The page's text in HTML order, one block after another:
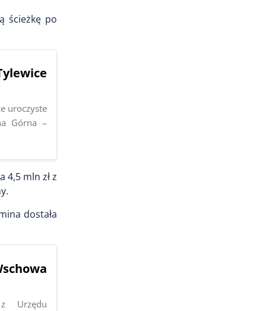
ścieżkę po
uroczyste
Górna –
4,5 mln zł z
dostała
Urzędu